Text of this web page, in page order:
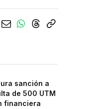
sanción a
de 500 UTM
financiera